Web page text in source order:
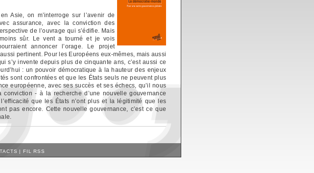
Asie, on m’interroge sur l’avenir de
assurance, avec la conviction des
de l’ouvrage qui s’édifie. Mais
sûr. Le vent a tourné et je vois
annoncer l’orage. Le projet
pertinent. Pour les Européens eux-mêmes, mais aussi
s’y invente depuis plus de cinquante ans, c’est aussi ce
: un pouvoir démocratique à la hauteur des enjeux
sont confrontées et que les États seuls ne peuvent plus
européenne, avec ses succès et ses échecs, qu’il nous
conviction - à la recherche d’une nouvelle gouvernance
que les États n’ont plus et la légitimité que les
pas encore. Cette nouvelle gouvernance, c’est ce que
| FIL RSS